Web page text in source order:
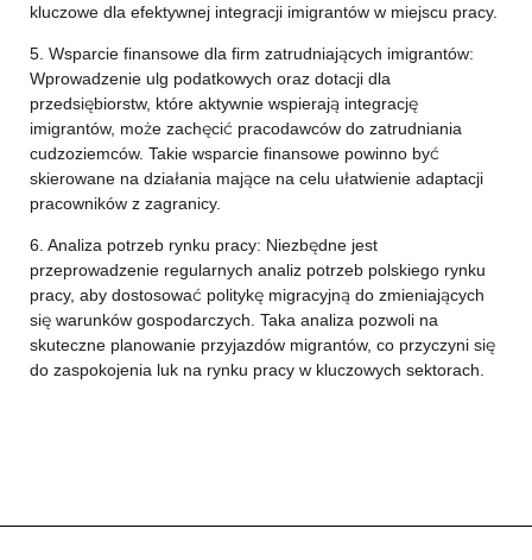
kluczowe dla efektywnej integracji imigrantów w miejscu pracy.
5. Wsparcie finansowe dla firm zatrudniających imigrantów:
Wprowadzenie ulg podatkowych oraz dotacji dla
przedsiębiorstw, które aktywnie wspierają integrację
imigrantów, może zachęcić pracodawców do zatrudniania
cudzoziemców. Takie wsparcie finansowe powinno być
skierowane na działania mające na celu ułatwienie adaptacji
pracowników z zagranicy.
6. Analiza potrzeb rynku pracy: Niezbędne jest
przeprowadzenie regularnych analiz potrzeb polskiego rynku
pracy, aby dostosować politykę migracyjną do zmieniających
się warunków gospodarczych. Taka analiza pozwoli na
skuteczne planowanie przyjazdów migrantów, co przyczyni się
do zaspokojenia luk na rynku pracy w kluczowych sektorach.